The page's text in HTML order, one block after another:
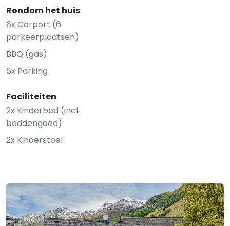
Rondom het huis
6x Carport (6
parkeerplaatsen)
BBQ (gas)
6x Parking
Faciliteiten
2x Kinderbed (incl.
beddengoed)
2x Kinderstoel